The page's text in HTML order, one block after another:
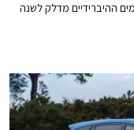
רוכשי הדגמים ההיברידיים מדלק לשנה